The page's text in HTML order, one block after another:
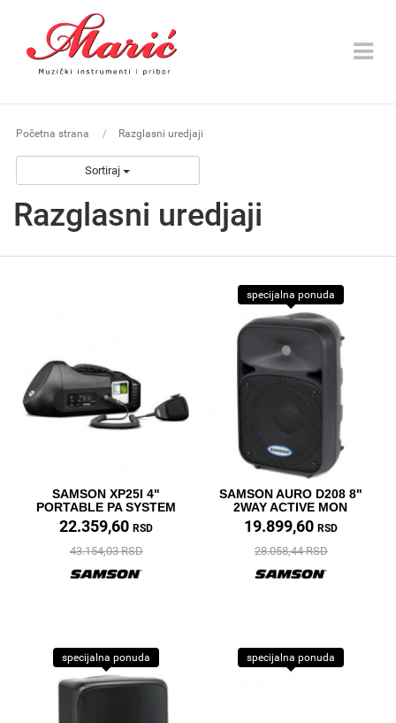
Toggle
Početna strana Razglasni uredjaji
Sortiraj
Razglasni uredjaji
SAMSON XP25I 4"
PORTABLE PA SYSTEM
22.359,60 RSD
43.154,03 RSD
specijalna ponuda
SAMSON AURO D208 8"
2WAY ACTIVE MON
19.899,60 RSD
28.058,44 RSD
specijalna ponuda specijalna ponuda